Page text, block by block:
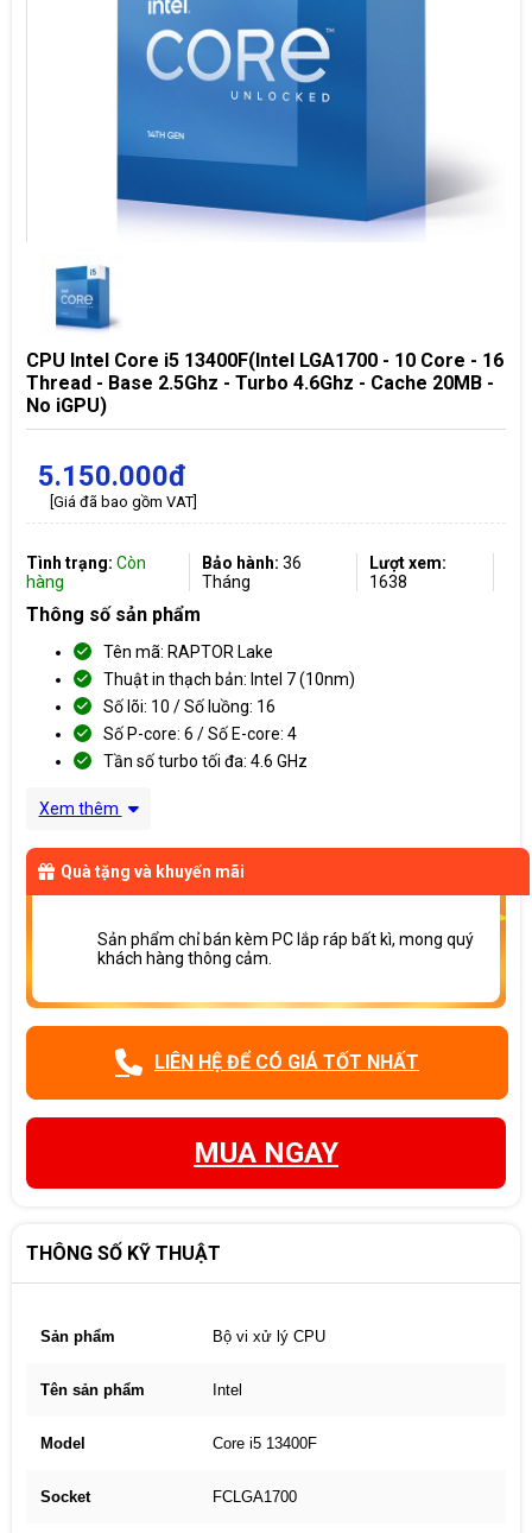
CPU Intel Core i5 13400F(Intel LGA1700 - 10 Core - 16
Thread - Base 2.5Ghz - Turbo 4.6Ghz - Cache 20MB -
No iGPU)
5.150.000đ
[Giá đã bao gồm VAT]
Tình trạng: Còn
hàng
Bảo hành: 36
Tháng
Lượt xem:
1638
Thông số sản phẩm
Tên mã: RAPTOR Lake
Thuật in thạch bản: Intel 7 (10nm)
Số lõi: 10 / Số luồng: 16
Số P-core: 6 / Số E-core: 4
Tần số turbo tối đa: 4.6 GHz
Xem thêm
Quà tặng và khuyến mãi
Sản phẩm chỉ bán kèm PC lắp ráp bất kì, mong quý
khách hàng thông cảm.
LIÊN HỆ ĐỂ CÓ GIÁ TỐT NHẤT
MUA NGAY
THÔNG SỐ KỸ THUẬT
Sản phẩm Bộ vi xử lý CPU
Tên sản phẩm Intel
Model Core i5 13400F
Socket FCLGA1700